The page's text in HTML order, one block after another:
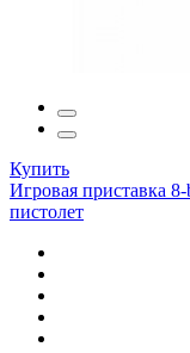
Купить
Игровая приставка
пистолет